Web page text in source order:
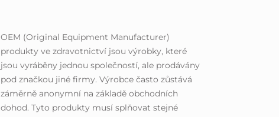
OEM (Original Equipment Manufacturer)
produkty ve zdravotnictví jsou výrobky, které
jsou vyráběny jednou společností, ale prodávány
pod značkou jiné firmy. Výrobce často zůstává
záměrně anonymní na základě obchodních
dohod. Tyto produkty musí splňovat stejné